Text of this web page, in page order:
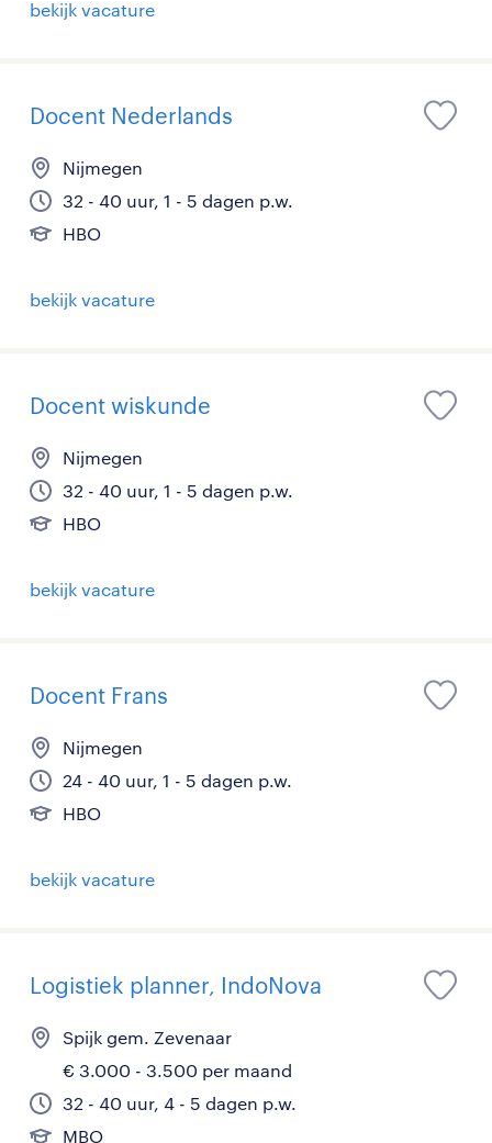
bekijk vacature
Docent Nederlands
Nijmegen
32 - 40 uur, 1 - 5 dagen p.w.
HBO
bekijk vacature
Docent wiskunde
Nijmegen
32 - 40 uur, 1 - 5 dagen p.w.
HBO
bekijk vacature
Docent Frans
Nijmegen
24 - 40 uur, 1 - 5 dagen p.w.
HBO
bekijk vacature
Logistiek planner, IndoNova
Spijk gem. Zevenaar
€ 3.000 - 3.500 per maand
32 - 40 uur, 4 - 5 dagen p.w.
MBO